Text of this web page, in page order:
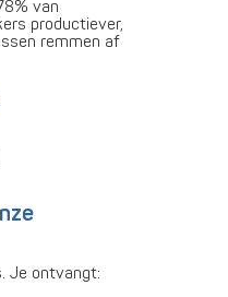
van
productiever,
remmen af
Je ontvangt: